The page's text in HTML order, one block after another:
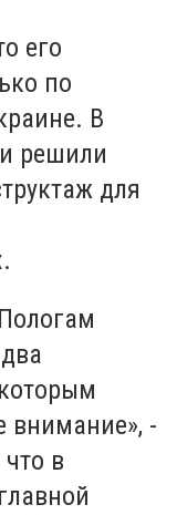
его
по
В
решили
для
внимание», -
в